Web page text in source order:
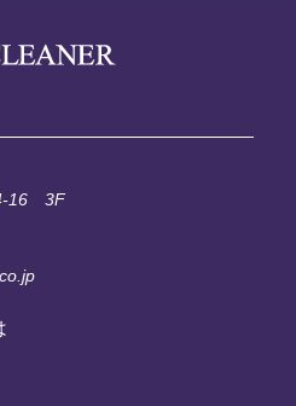
16 3F